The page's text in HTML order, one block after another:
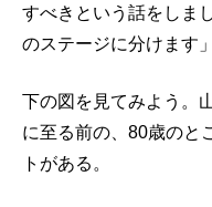
すべきという話をしま
のステージに分けます」
下の図を見てみよう。
に至る前の、80歳のと
トがある。